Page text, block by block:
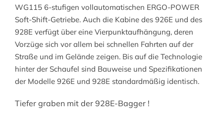
WG115 6-stufigen vollautomatischen ERGO-POWER
Soft-Shift-Getriebe. Auch die Kabine des 926E und des
928E verfügt über eine Vierpunktaufhängung, deren
Vorzüge sich vor allem bei schnellen Fahrten auf der
Straße und im Gelände zeigen. Bis auf die Technologie
hinter der Schaufel sind Bauweise und Spezifikationen
der Modelle 926E und 928E standardmäßig identisch.
Tiefer graben mit der 928E-Bagger !